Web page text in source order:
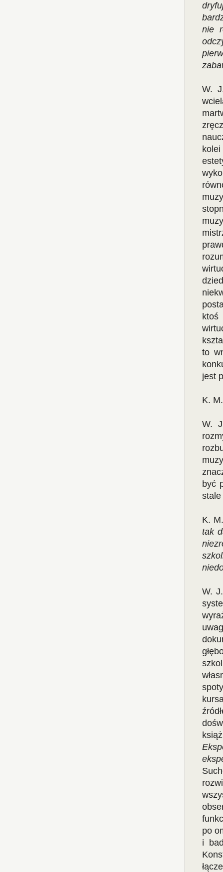
nie
W.
to
jest
K.
W.
być
stale
K.
tak
W.
po
i